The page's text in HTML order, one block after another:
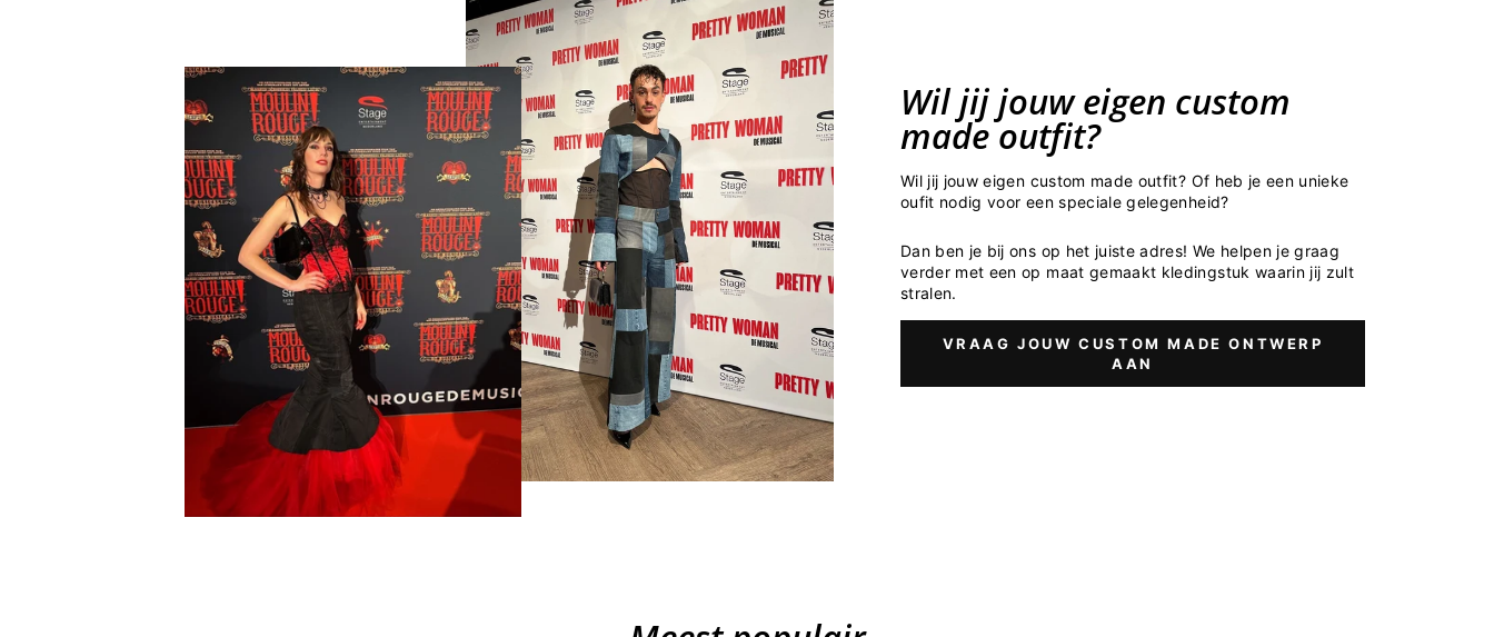
Wil jij jouw eigen custom
made outfit?
Wil jij jouw eigen custom made outfit? Of heb je een unieke
oufit nodig voor een speciale gelegenheid?
Dan ben je bij ons op het juiste adres! We helpen je graag
verder met een op maat gemaakt kledingstuk waarin jij zult
stralen.
VRAAG JOUW CUSTOM MADE ONTWERP
AAN